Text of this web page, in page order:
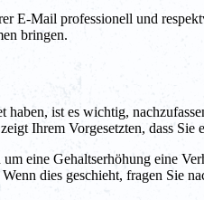
E-Mail professionell und
bringen.
haben, ist es wichtig,
Ihrem Vorgesetzten, dass
um eine Gehaltserhöhung eine
dies geschieht, fragen Sie